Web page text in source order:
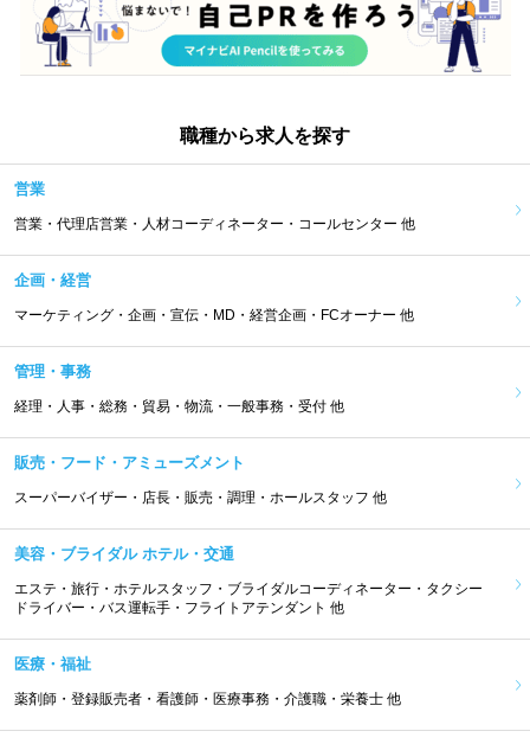
職種から求人を探す
営業
営業・代理店営業・人材コーディネーター・コールセンター 他
企画・経営
マーケティング・企画・宣伝・MD・経営企画・FCオーナー 他
管理・事務
経理・人事・総務・貿易・物流・一般事務・受付 他
販売・フード・アミューズメント
スーパーバイザー・店長・販売・調理・ホールスタッフ 他
美容・ブライダル ホテル・交通
エステ・旅行・ホテルスタッフ・ブライダルコーディネーター・タクシー
ドライバー・バス運転手・フライトアテンダント 他
医療・福祉
薬剤師・登録販売者・看護師・医療事務・介護職・栄養士 他